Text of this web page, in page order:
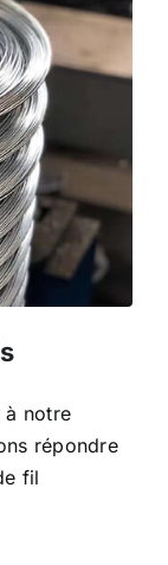
à notre
répondre
fil